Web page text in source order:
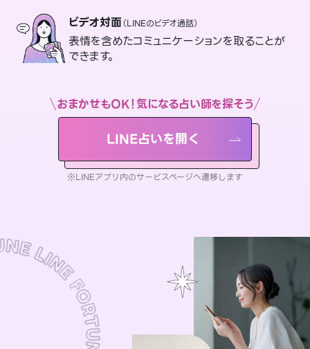
ビデオ対面（LINEのビデオ通話）
表情を含めたコミュニケーションを取ることが
できます。
おまかせもOK！気になる占い師を探そう
LINE占いを開く
※LINEアプリ内のサービスページへ遷移します